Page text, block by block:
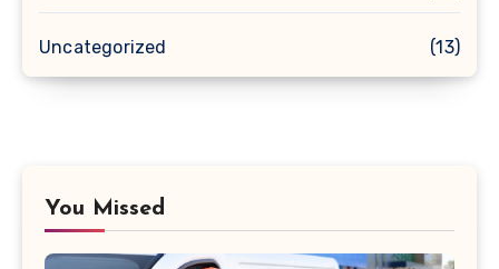
Uncategorized (13)
You Missed